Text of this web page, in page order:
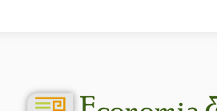
NEWS